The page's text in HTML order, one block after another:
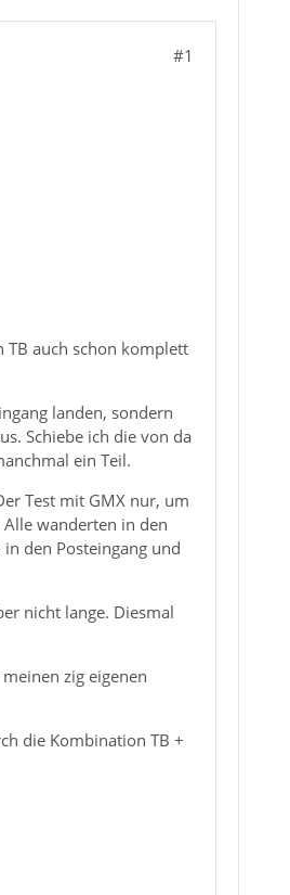
#1
TB auch schon komplett
landen, sondern
Schiebe ich die von da
ein Teil.
Test mit GMX nur, um
wanderten in den
den Posteingang und
nicht lange. Diesmal
zig eigenen
die Kombination TB +